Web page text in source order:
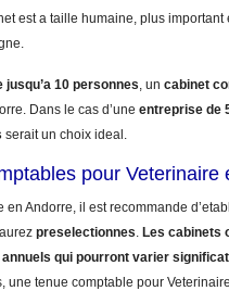
est a taille humaine, plus
jusqu’a 10 personnes, un cabinet
Dans le cas d’une entreprise de
serait un choix ideal.
pour Veterinaire
Andorre, il est recommande
preselectionnes. Les cabinets
qui pourront varier
une tenue comptable pour